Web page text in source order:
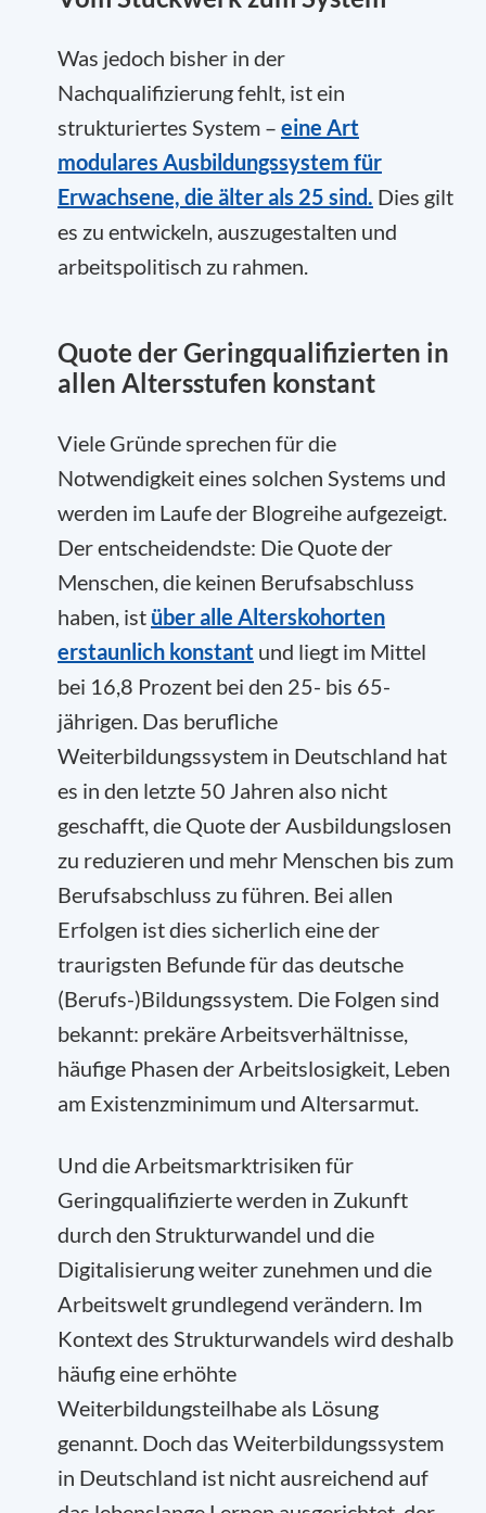
Was jedoch bisher in der
Nachqualifizierung fehlt, ist ein
strukturiertes System – eine Art
modulares Ausbildungssystem für
Erwachsene, die älter als 25 sind. Dies gilt
es zu entwickeln, auszugestalten und
arbeitspolitisch zu rahmen.
Quote der Geringqualifizierten in
allen Altersstufen konstant
Viele Gründe sprechen für die
Notwendigkeit eines solchen Systems und
werden im Laufe der Blogreihe aufgezeigt.
Der entscheidendste: Die Quote der
Menschen, die keinen Berufsabschluss
haben, ist über alle Alterskohorten
erstaunlich konstant und liegt im Mittel
bei 16,8 Prozent bei den 25- bis 65-
jährigen. Das berufliche
Weiterbildungssystem in Deutschland hat
es in den letzte 50 Jahren also nicht
geschafft, die Quote der Ausbildungslosen
zu reduzieren und mehr Menschen bis zum
Berufsabschluss zu führen. Bei allen
Erfolgen ist dies sicherlich eine der
traurigsten Befunde für das deutsche
(Berufs-)Bildungssystem. Die Folgen sind
bekannt: prekäre Arbeitsverhältnisse,
häufige Phasen der Arbeitslosigkeit, Leben
am Existenzminimum und Altersarmut.
Und die Arbeitsmarktrisiken für
Geringqualifizierte werden in Zukunft
durch den Strukturwandel und die
Digitalisierung weiter zunehmen und die
Arbeitswelt grundlegend verändern. Im
Kontext des Strukturwandels wird deshalb
häufig eine erhöhte
Weiterbildungsteilhabe als Lösung
genannt. Doch das Weiterbildungssystem
in Deutschland ist nicht ausreichend auf